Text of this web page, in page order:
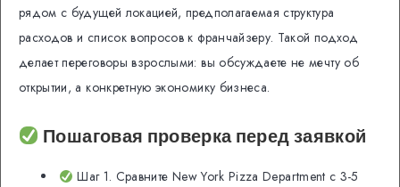
рядом с будущей локацией, предполагаемая структура
расходов и список вопросов к франчайзеру. Такой подход
делает переговоры взрослыми: вы обсуждаете не мечту об
открытии, а конкретную экономику бизнеса.
Пошаговая проверка перед заявкой
Шаг 1. Сравните New York Pizza Department с 3-5